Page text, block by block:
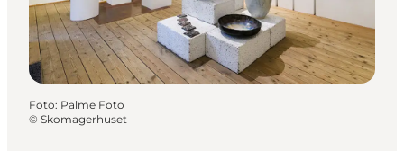
Foto: Palme Foto
© Skomagerhuset